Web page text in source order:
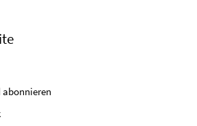
abonnieren